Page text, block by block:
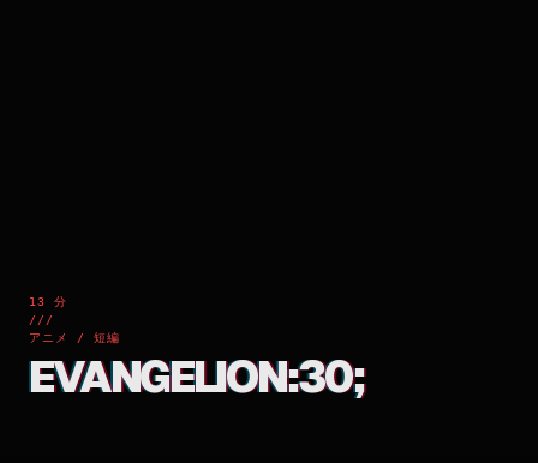
13 分
///
アニメ / 短編
EVANGELION:30;